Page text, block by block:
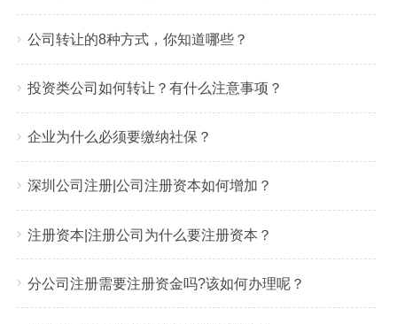
公司转让的8种方式，你知道哪些？
投资类公司如何转让？有什么注意事项？
企业为什么必须要缴纳社保？
深圳公司注册|公司注册资本如何增加？
注册资本|注册公司为什么要注册资本？
分公司注册需要注册资金吗?该如何办理呢？